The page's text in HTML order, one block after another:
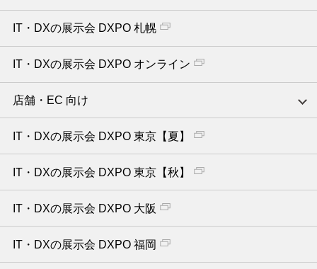
IT・DXの展示会 DXPO 札幌
IT・DXの展示会 DXPO オンライン
店舗・EC 向け
IT・DXの展示会 DXPO 東京【夏】
IT・DXの展示会 DXPO 東京【秋】
IT・DXの展示会 DXPO 大阪
IT・DXの展示会 DXPO 福岡